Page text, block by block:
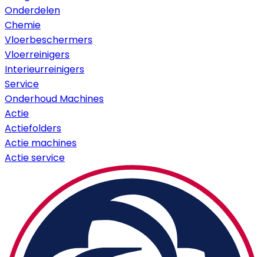
Onderdelen
Chemie
Vloerbeschermers
Vloerreinigers
Interieurreinigers
Service
Onderhoud Machines
Actie
Actiefolders
Actie machines
Actie service